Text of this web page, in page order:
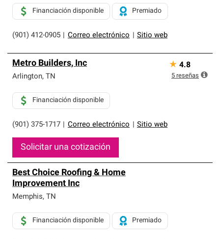
(901) 412-0905 Correo electrónico Sitio web
Financiación disponible Premiado
Metro Builders, Inc
Arlington, TN
(901) 375-1717 Correo electrónico Sitio web
Financiación disponible
Solicitar una cotización
★ 4.8
5 reseñas
Best Choice Roofing & Home
Improvement Inc
Memphis, TN
Financiación disponible Premiado